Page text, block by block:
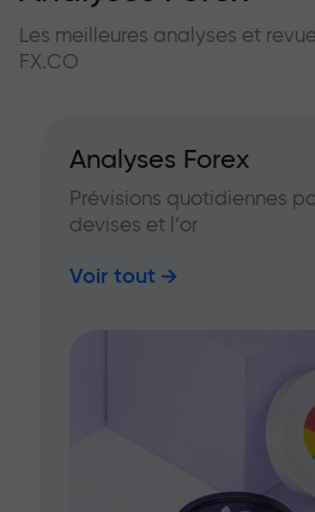
Les meilleures analyses et
FX.CO
Analyses Forex
Prévisions quotidiennes
devises et l’or
Voir tout